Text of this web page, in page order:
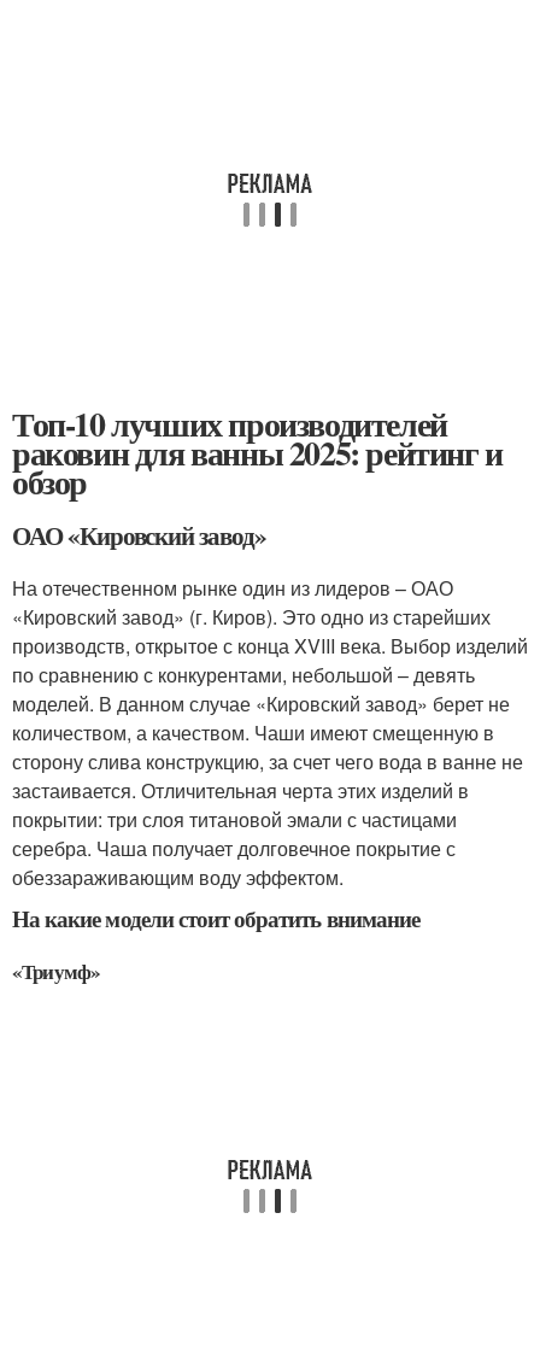
Топ-10 лучших производителей
раковин для ванны 2025: рейтинг и
обзор
ОАО «Кировский завод»
На отечественном рынке один из лидеров – ОАО
«Кировский завод» (г. Киров). Это одно из старейших
производств, открытое с конца XVIII века. Выбор изделий
по сравнению с конкурентами, небольшой – девять
моделей. В данном случае «Кировский завод» берет не
количеством, а качеством. Чаши имеют смещенную в
сторону слива конструкцию, за счет чего вода в ванне не
застаивается. Отличительная черта этих изделий в
покрытии: три слоя титановой эмали с частицами
серебра. Чаша получает долговечное покрытие с
обеззараживающим воду эффектом.
На какие модели стоит обратить внимание
«Триумф»